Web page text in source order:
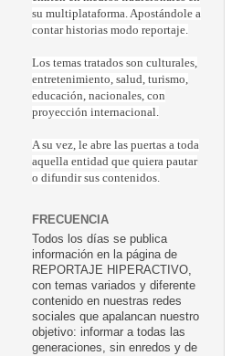
su multiplataforma. Apostándole a
contar historias modo reportaje.
Los temas tratados son culturales,
entretenimiento, salud, turismo,
educación, nacionales, con
proyección internacional.
A su vez, le abre las puertas a toda
aquella entidad que quiera pautar
o difundir sus contenidos.
FRECUENCIA
Todos los días se publica
información en la página de
REPORTAJE HIPERACTIVO,
con temas variados y diferente
contenido en nuestras redes
sociales que apalancan nuestro
objetivo: informar a todas las
generaciones, sin enredos y de